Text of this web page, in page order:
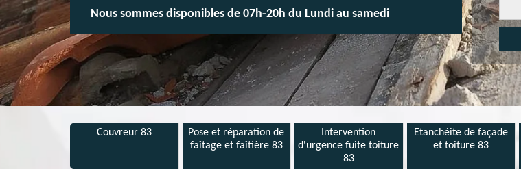
Nous sommes disponibles de 07h-20h du Lundi au samedi
Couvreur 83
Pose et réparation de
faîtage et faîtière 83
Intervention
d'urgence fuite toiture
83
Etanchéite de façade
et toiture 83